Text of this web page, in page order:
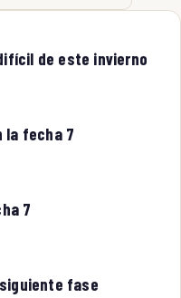
de este invierno
la fecha 7
7
fase